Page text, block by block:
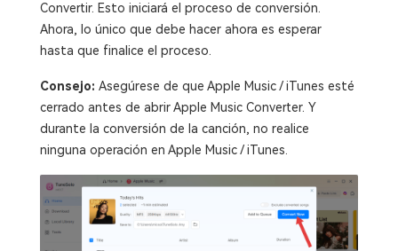
Convertir. Esto iniciará el proceso de conversión.
Ahora, lo único que debe hacer ahora es esperar
hasta que finalice el proceso.
Consejo: Asegúrese de que Apple Music / iTunes esté
cerrado antes de abrir Apple Music Converter. Y
durante la conversión de la canción, no realice
ninguna operación en Apple Music / iTunes.